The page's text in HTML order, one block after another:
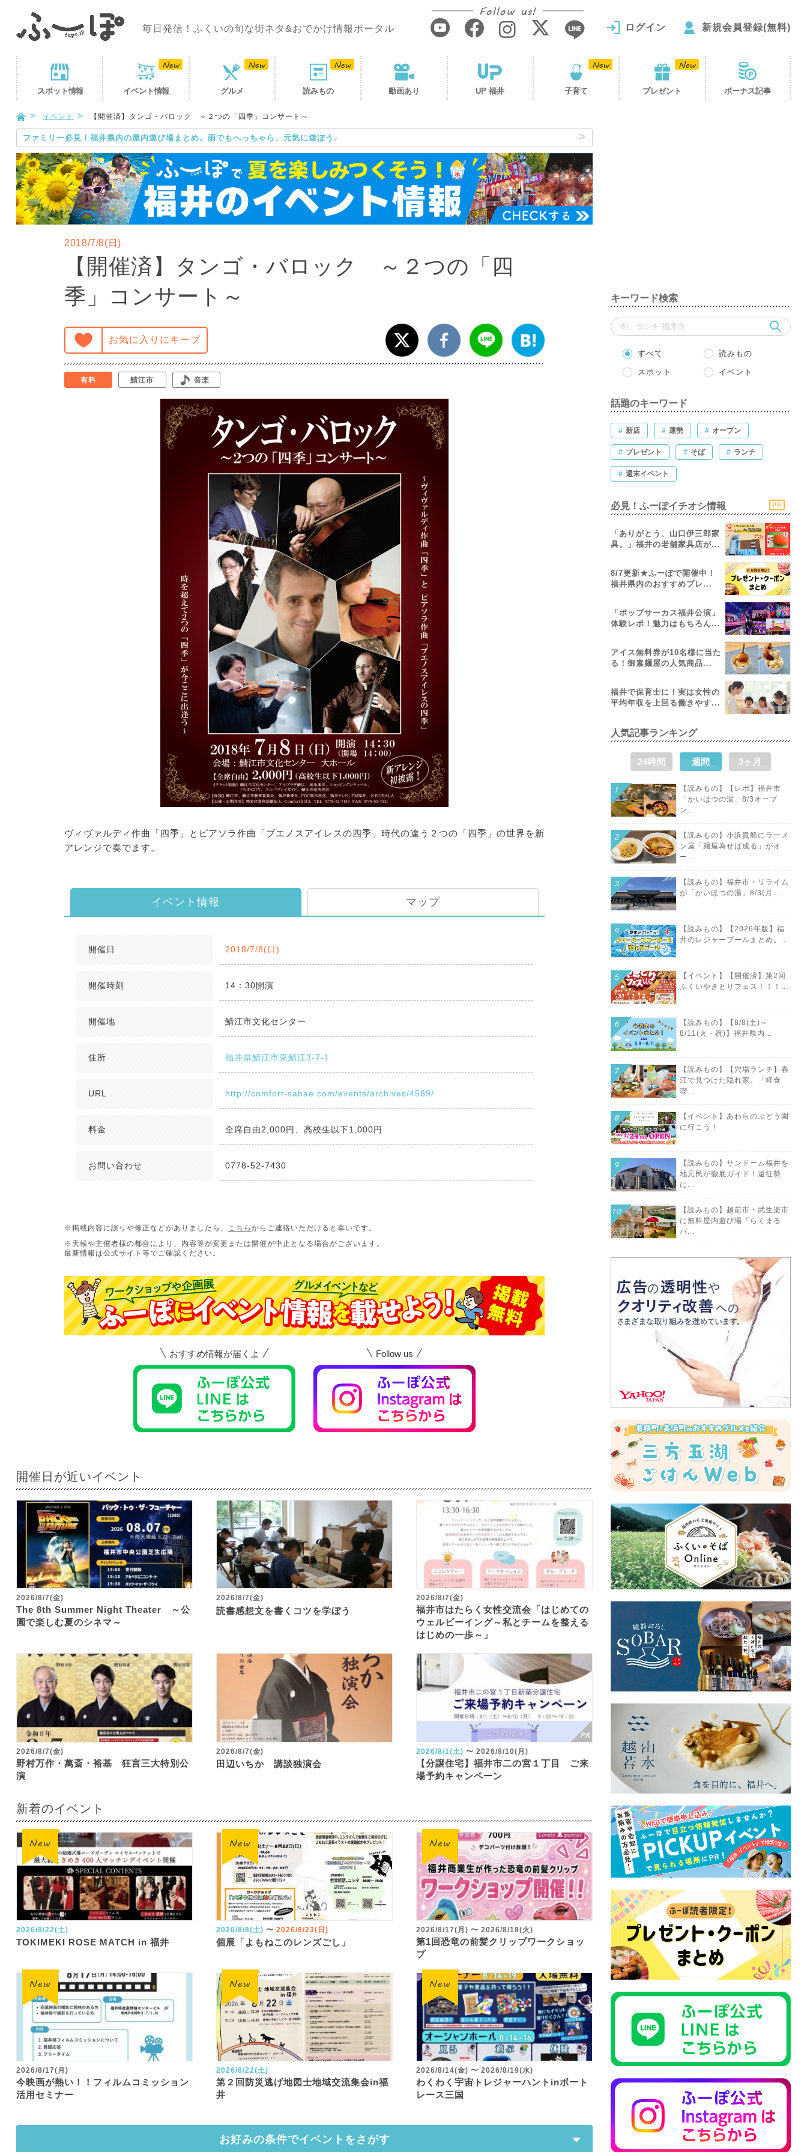
毎日発信！ふくいの旬な街ネタ&おでかけ情報ポータル
Follow us!
ログイン 新規会員登録(無料)
スポット情報 イベント情報 グルメ 読みもの 動画あり UP 福井 子育て プレゼント ボーナス記事
イベント 【開催済】タンゴ・バロック ～２つの「四季」コンサート～
ファミリー必見！福井県内の屋内遊び場まとめ。雨でもへっちゃら、元気に遊ぼう♪
2018/7/8(日)
【開催済】タンゴ・バロック ～２つの「四
季」コンサート～
お気に入りにキープ
有料 鯖江市 音楽
ヴィヴァルディ作曲「四季」とピアソラ作曲「ブエノスアイレスの四季」時代の違う２つの「四季」の世界を新
アレンジで奏でます。
イベント情報 マップ
開催日 2018/7/8(日)
開催時刻 14：30開演
開催地 鯖江市文化センター
住所 福井県鯖江市東鯖江3-7-1
URL http://comfort-sabae.com/events/archives/4589/
料金 全席自由2,000円、高校生以下1,000円
お問い合わせ 0778-52-7430
※掲載内容に誤りや修正などがありましたら、 こちら からご連絡いただけると幸いです。
※天候や主催者様の都合により、内容等が変更または開催が中止となる場合がございます。
最新情報は公式サイト等でご確認ください。
おすすめ情報が届くよ Follow us
開催日が近いイベント
2026/8/7(金)
The 8th Summer Night Theater ～公
園で楽しむ夏のシネマ～
2026/8/7(金)
読書感想文を書くコツを学ぼう
2026/8/7(金)
福井市はたらく女性交流会「はじめての
ウェルビーイング～私とチームを整える
はじめの一歩～」
2026/8/7(金)
野村万作・萬斎・裕基 狂言三大特別公
演
2026/8/7(金)
田辺いちか 講談独演会
2026/8/1(土) 〜 2026/8/10(月)
【分譲住宅】福井市二の宮１丁目 ご来
場予約キャンペーン
新着のイベント
2026/8/22(土)
TOKIMEKI ROSE MATCH in 福井
2026/8/8(土) 〜 2026/8/23(日)
個展「よもねこのレンズごし」
2026/8/17(月) 〜 2026/8/18(火)
第1回恐竜の前髪クリップワークショッ
プ
2026/8/17(月)
今映画が熱い！！フィルムコミッション
活用セミナー
2026/8/22(土)
第２回防災逃げ地図士地域交流集会in福
井
2026/8/14(金) 〜 2026/8/19(水)
わくわく宇宙トレジャーハントinボート
レース三国
お好みの条件でイベントをさがす
キーワード検索
すべて 読みもの
スポット イベント
話題のキーワード
# 新店 # 運勢 # オープン
# プレゼント # そば # ランチ
# 週末イベント
必見！ふーぽイチオシ情報 PR
「ありがとう、山口伊三郎家
具。」福井の老舗家具店が...
8/7更新★ふーぽで開催中！
福井県内のおすすめプレ...
「ポップサーカス福井公演」
体験レポ！魅力はもちろん...
アイス無料券が10名様に当た
る！御素麺屋の人気商品...
福井で保育士に！実は女性の
平均年収を上回る働きやす...
人気記事ランキング
24時間 週間 3ヶ月
【読みもの】【レポ】福井市
「かいほつの湯」8/3オープ
ン...
【読みもの】小浜貴船にラーメ
ン屋「麺屋為せば成る」がオ
ー...
【読みもの】福井市・リライム
が「かいほつの湯」8/3(月...
【読みもの】【2026年版】福
井のレジャープールまとめ。...
【イベント】【開催済】第2回
ふくいやきとりフェス！！！...
【読みもの】【8/8(土)～
8/11(火・祝)】福井県内...
【読みもの】【穴場ランチ】春
江で見つけた隠れ家。「軽食
喫...
【イベント】あわらのぶどう園
に行こう！
【読みもの】サンドーム福井を
地元民が徹底ガイド！遠征勢
に...
【読みもの】越前市・武生楽市
に無料屋内遊び場「らくまる
パ...